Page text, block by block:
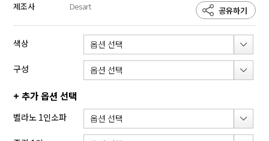
공유하기
제조사 Desart
색상
구성
+ 추가 옵션 선택
벨라노 1인소파